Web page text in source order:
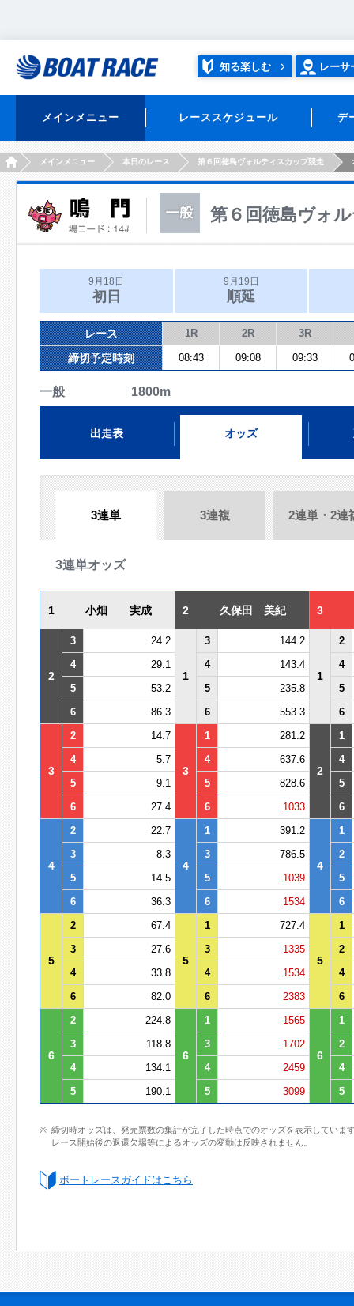
知る楽しむ レーサ
メインメニュー レーススケジュール デ
HOMEメインメニュー 本日のレース 第６回徳島ヴォルティスカップ競走
第６回徳島ヴォ
9月18日
初日
9月19日
順延
レース 1R 2R 3R
締切予定時刻 08:43 09:08 09:33
一般 1800m
出走表 オッズ
3連単 3連複 2連単・2連
3連単オッズ
1 小畑 実成 2 久保田 美紀 3
2
3 24.2
1
3 144.2
1
2
4
29.1 4 143.4
4
5
53.2 5 235.8
5
6
86.3 6 553.3 6
3
2 14.7
3
1 281.2
2
1
4
5.7 4 637.6
4
5
9.1 5 828.6
5
6
27.4 6 1033 6
4
2 22.7
4
1 391.2
4
1
3
8.3 3 786.5
2
5
14.5 5 1039
5
6
36.3 6 1534 6
5
2 67.4
5
1 727.4
5
1
3
27.6 3 1335
2
4
33.8 4 1534
4
6
82.0 6 2383 6
6
2 224.8
6
1 1565
6
1
3
118.8 3 1702
2
4
134.1 4 2459
4
5
190.1 5 3099 5
締切時オッズは、発売票数の集計が完了した時点でのオッズを表示していま
レース開始後の返還欠場等によるオッズの変動は反映されません。
ボートレースガイドはこちら